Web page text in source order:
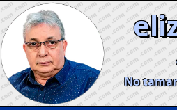
Skip
to
content
No